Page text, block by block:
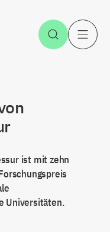
Suche
ist mit zehn
Universitäten.